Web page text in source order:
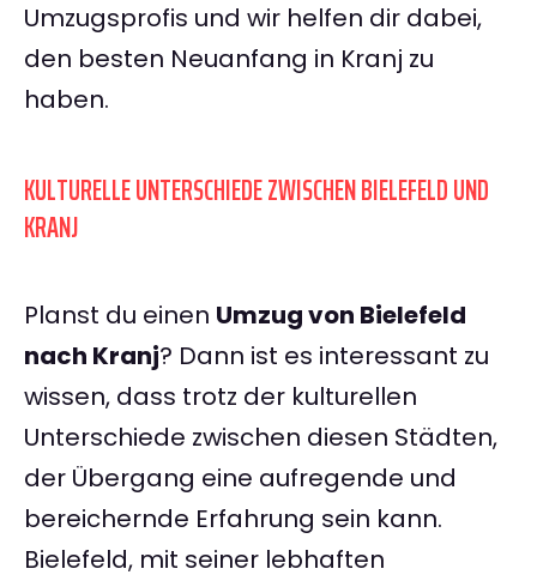
Umzugsprofis und wir helfen dir dabei,
den besten Neuanfang in Kranj zu
haben.
KULTURELLE UNTERSCHIEDE ZWISCHEN BIELEFELD UND
KRANJ
Planst du einen Umzug von Bielefeld
nach Kranj? Dann ist es interessant zu
wissen, dass trotz der kulturellen
Unterschiede zwischen diesen Städten,
der Übergang eine aufregende und
bereichernde Erfahrung sein kann.
Bielefeld, mit seiner lebhaften